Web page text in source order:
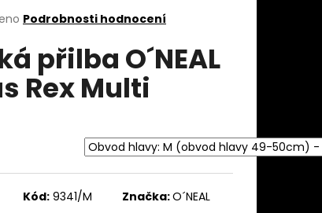
Podrobnosti hodnocení
přilba O´NEAL
Rex Multi
Kód: 9341/M Značka:O´NEAL